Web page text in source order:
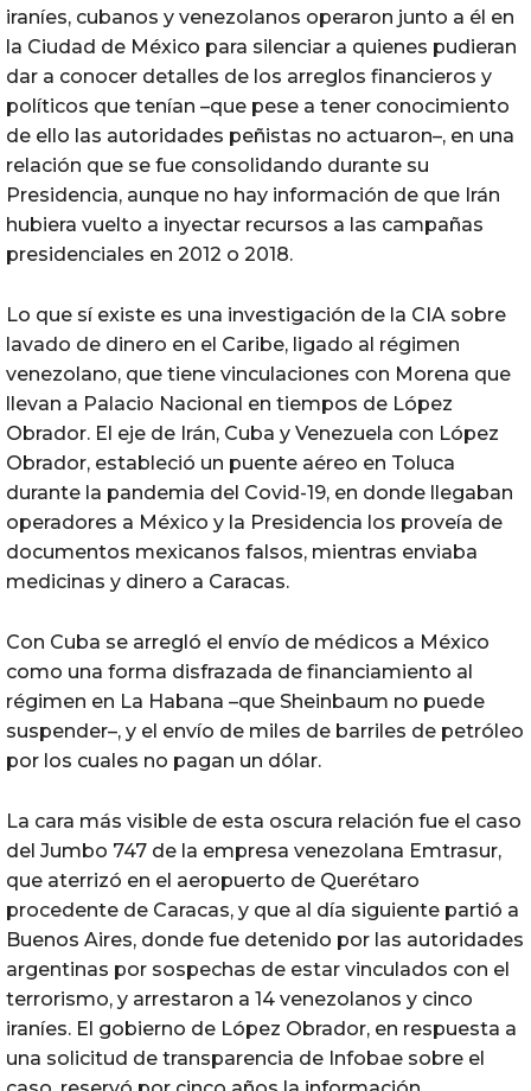
iraníes, cubanos y venezolanos operaron junto a él en
la Ciudad de México para silenciar a quienes pudieran
dar a conocer detalles de los arreglos financieros y
políticos que tenían –que pese a tener conocimiento
de ello las autoridades peñistas no actuaron–, en una
relación que se fue consolidando durante su
Presidencia, aunque no hay información de que Irán
hubiera vuelto a inyectar recursos a las campañas
presidenciales en 2012 o 2018.
Lo que sí existe es una investigación de la CIA sobre
lavado de dinero en el Caribe, ligado al régimen
venezolano, que tiene vinculaciones con Morena que
llevan a Palacio Nacional en tiempos de López
Obrador. El eje de Irán, Cuba y Venezuela con López
Obrador, estableció un puente aéreo en Toluca
durante la pandemia del Covid-19, en donde llegaban
operadores a México y la Presidencia los proveía de
documentos mexicanos falsos, mientras enviaba
medicinas y dinero a Caracas.
Con Cuba se arregló el envío de médicos a México
como una forma disfrazada de financiamiento al
régimen en La Habana –que Sheinbaum no puede
suspender–, y el envío de miles de barriles de petróleo
por los cuales no pagan un dólar.
La cara más visible de esta oscura relación fue el caso
del Jumbo 747 de la empresa venezolana Emtrasur,
que aterrizó en el aeropuerto de Querétaro
procedente de Caracas, y que al día siguiente partió a
Buenos Aires, donde fue detenido por las autoridades
argentinas por sospechas de estar vinculados con el
terrorismo, y arrestaron a 14 venezolanos y cinco
iraníes. El gobierno de López Obrador, en respuesta a
una solicitud de transparencia de Infobae sobre el